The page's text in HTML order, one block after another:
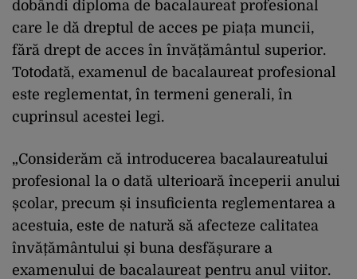
dobândi diploma de bacalaureat profesional
care le dă dreptul de acces pe piața muncii,
fără drept de acces în învățământul superior.
Totodată, examenul de bacalaureat profesional
este reglementat, în termeni generali, în
cuprinsul acestei legi.
„Considerăm că introducerea bacalaureatului
profesional la o dată ulterioară începerii anului
școlar, precum și insuficienta reglementarea a
acestuia, este de natură să afecteze calitatea
învățământului și buna desfășurare a
examenului de bacalaureat pentru anul viitor.